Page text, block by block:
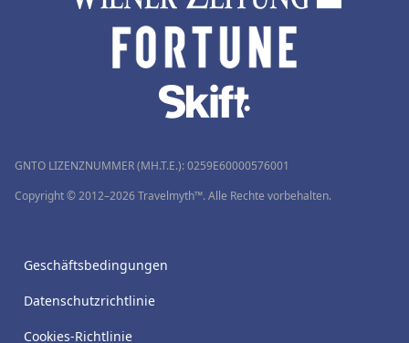
GNTO LIZENZNUMMER (MH.T.E.): 0259Ε60000576001
Copyright © 2012–2026 Travelmyth™. Alle Rechte vorbehalten.
Geschäftsbedingungen
Datenschutzrichtlinie
Cookies-Richtlinie